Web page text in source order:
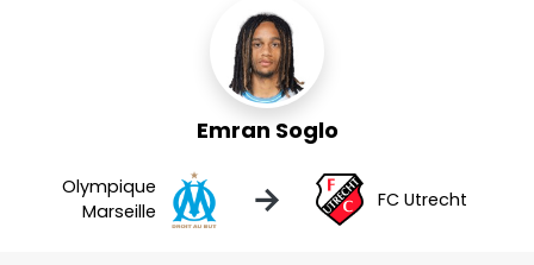
Emran Soglo
Olympique
Marseille
→ FC Utrecht